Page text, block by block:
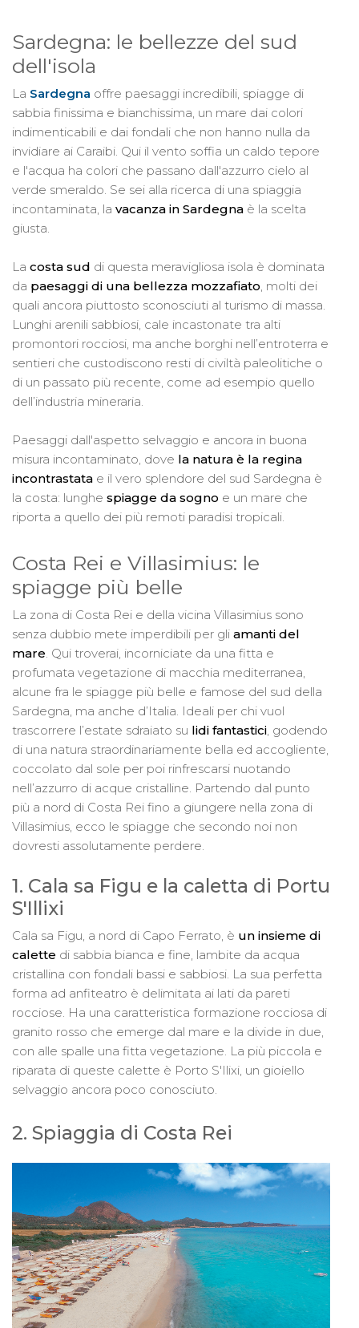
Sardegna: le bellezze del sud
dell'isola
La Sardegna offre paesaggi incredibili, spiagge di
sabbia finissima e bianchissima, un mare dai colori
indimenticabili e dai fondali che non hanno nulla da
invidiare ai Caraibi. Qui il vento soffia un caldo tepore
e l'acqua ha colori che passano dall'azzurro cielo al
verde smeraldo. Se sei alla ricerca di una spiaggia
incontaminata, la vacanza in Sardegna è la scelta
giusta.
La costa sud di questa meravigliosa isola è dominata
da paesaggi di una bellezza mozzafiato , molti dei
quali ancora piuttosto sconosciuti al turismo di massa.
Lunghi arenili sabbiosi, cale incastonate tra alti
promontori rocciosi, ma anche borghi nell’entroterra e
sentieri che custodiscono resti di civiltà paleolitiche o
di un passato più recente, come ad esempio quello
dell’industria mineraria.
Paesaggi dall'aspetto selvaggio e ancora in buona
misura incontaminato, dove la natura è la regina
incontrastata e il vero splendore del sud Sardegna è
la costa: lunghe spiagge da sogno e un mare che
riporta a quello dei più remoti paradisi tropicali.
Costa Rei e Villasimius: le
spiagge più belle
La zona di Costa Rei e della vicina Villasimius sono
senza dubbio mete imperdibili per gli amanti del
mare . Qui troverai, incorniciate da una fitta e
profumata vegetazione di macchia mediterranea,
alcune fra le spiagge più belle e famose del sud della
Sardegna, ma anche d’Italia. Ideali per chi vuol
trascorrere l’estate sdraiato su lidi fantastici , godendo
di una natura straordinariamente bella ed accogliente,
coccolato dal sole per poi rinfrescarsi nuotando
nell’azzurro di acque cristalline. Partendo dal punto
più a nord di Costa Rei fino a giungere nella zona di
Villasimius, ecco le spiagge che secondo noi non
dovresti assolutamente perdere.
1. Cala sa Figu e la caletta di Portu
S'Illixi
Cala sa Figu, a nord di Capo Ferrato, è un insieme di
calette di sabbia bianca e fine, lambite da acqua
cristallina con fondali bassi e sabbiosi. La sua perfetta
forma ad anfiteatro è delimitata ai lati da pareti
rocciose. Ha una caratteristica formazione rocciosa di
granito rosso che emerge dal mare e la divide in due,
con alle spalle una fitta vegetazione. La più piccola e
riparata di queste calette è Porto S'Ilixi, un gioiello
selvaggio ancora poco conosciuto.
2. Spiaggia di Costa Rei